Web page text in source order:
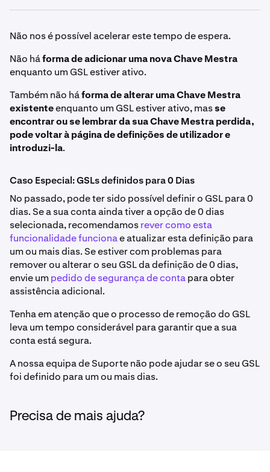
3
Será apresentado um banner na parte superior da
emDesativar GSLno lado direito do banner.
4 Por fim, clique emDesbloquear agora,e utilize a sua
Chave Mestra para remover o GSL imediatamente.
Inicie sessão na sua conta Kraken no Kraken Pro
página.
sua página de definições de utilizador. Clique
emDesativar GSLno lado direito do banner.
4
Isto iniciará o temporizador de remoção e dar-lhe-á
a opção de desbloquear o GSL imediatamente,
e a hora exata da remoção são apresentados para
sua conveniência.
Não nos é possível acelerar este tempo de espera.
Não háforma de adicionar uma nova Chave Mestra
enquanto um GSL estiver ativo.
Também não háforma de alterar uma Chave Mestra
existenteenquanto um GSL estiver ativo, masse
encontrar ou se lembrar da sua Chave Mestra perdida,
pode voltar à página de definições de utilizador e
introduzi-la.
Caso Especial: GSLs definidos para 0 Dias
No passado, pode ter sido possível definir o GSL para 0
dias. Se a sua conta ainda tiver a opção de 0 dias
selecionada, recomendamosrever como esta
funcionalidade funcionae atualizar esta definição para
um ou mais dias. Se estiver com problemas para
remover ou alterar o seu GSL da definição de 0 dias,
envie um pedido de segurança de contapara obter
assistência adicional.
Tenha em atenção que o processo de remoção do GSL
leva um tempo considerável para garantir que a sua
conta está segura.
A nossa equipa de Suporte não pode ajudar se o seu GSL
foi definido para um ou mais dias.
Precisa de mais ajuda?